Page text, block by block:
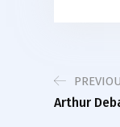
Arthur